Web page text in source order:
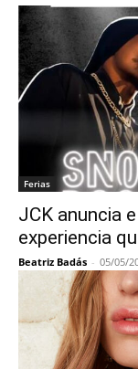
Ferias
JCK anuncia
experiencia
Beatriz Badás - 05/05/